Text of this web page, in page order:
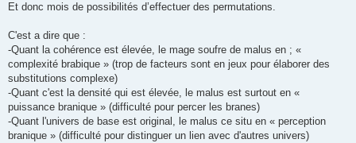
Et donc mois de possibilités d’effectuer des permutations.
C'est a dire que :
-Quant la cohérence est élevée, le mage soufre de malus en ; «
complexité brabique » (trop de facteurs sont en jeux pour élaborer des
substitutions complexe)
-Quant c'est la densité qui est élevée, le malus est surtout en «
puissance branique » (difficulté pour percer les branes)
-Quant l'univers de base est original, le malus ce situ en « perception
branique » (difficulté pour distinguer un lien avec d'autres univers)